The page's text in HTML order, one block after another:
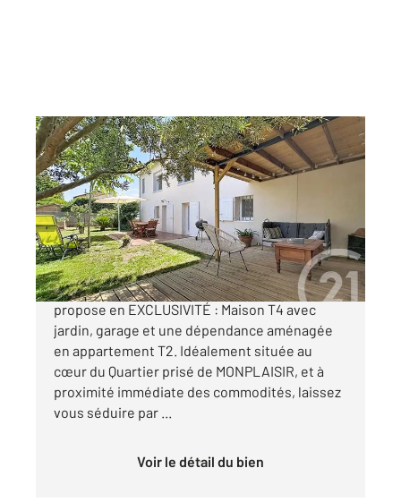
ARLES 13
80,48 m2, 4 pièces
Ref : 4301
Maison à vendre
379 000 €
Votre Agence Century21 à ARLES vous
propose en EXCLUSIVITÉ : Maison T4 avec
jardin, garage et une dépendance aménagée
en appartement T2. Idéalement située au
cœur du Quartier prisé de MONPLAISIR, et à
proximité immédiate des commodités, laissez
vous séduire par ...
Voir le détail du bien